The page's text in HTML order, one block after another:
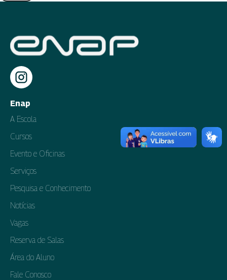
Enap
A Escola
Cursos
Evento e Oficinas
Serviços
Pesquisa e Conhecimento
Notícias
Vagas
Reserva de Salas
Área do Aluno
Fale Conosco